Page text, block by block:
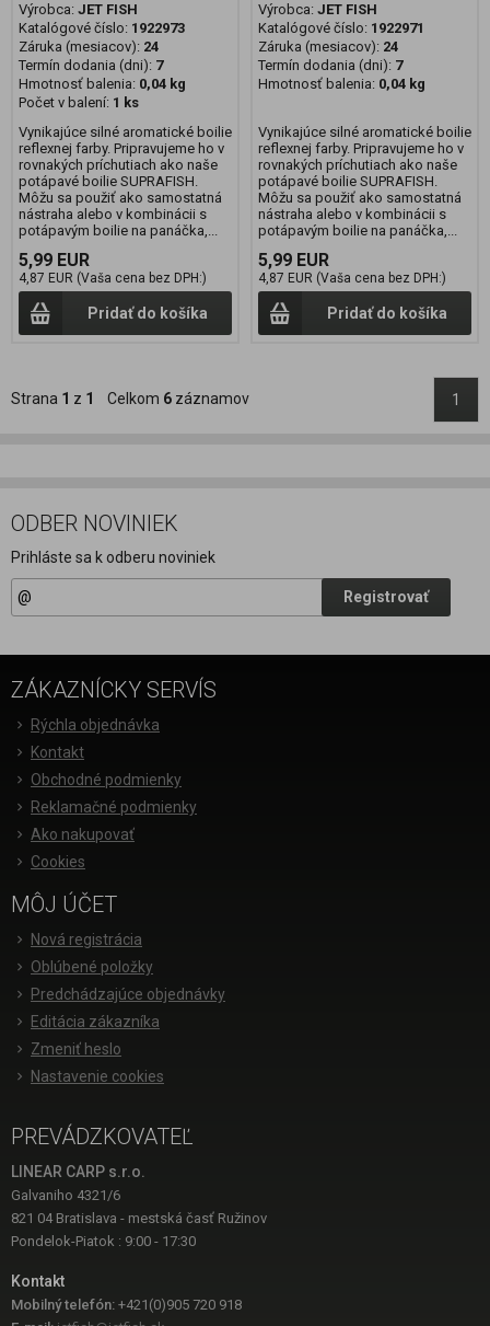
Výrobca: JET FISH
Katalógové číslo: 1922973
Záruka (mesiacov): 24
Termín dodania (dni): 7
Hmotnosť balenia: 0,04 kg
Počet v balení: 1 ks
Vynikajúce silné aromatické boilie
reflexnej farby. Pripravujeme ho v
rovnakých príchutiach ako naše
potápavé boilie SUPRAFISH.
Môžu sa použiť ako samostatná
nástraha alebo v kombinácii s
potápavým boilie na panáčka,...
5,99 EUR
4,87 EUR (Vaša cena bez DPH:)
Pridať do košíka
Výrobca: JET FISH
Katalógové číslo: 1922971
Záruka (mesiacov): 24
Termín dodania (dni): 7
Hmotnosť balenia: 0,04 kg
Vynikajúce silné aromatické boilie
reflexnej farby. Pripravujeme ho v
rovnakých príchutiach ako naše
potápavé boilie SUPRAFISH.
Môžu sa použiť ako samostatná
nástraha alebo v kombinácii s
potápavým boilie na panáčka,...
5,99 EUR
4,87 EUR (Vaša cena bez DPH:)
Pridať do košíka
Strana 1 z 1 Celkom 6 záznamov 1
ODBER NOVINIEK
Prihláste sa k odberu noviniek
Registrovať
ZÁKAZNÍCKY SERVÍS
Rýchla objednávka
Kontakt
Obchodné podmienky
Reklamačné podmienky
Ako nakupovať
Cookies
MÔJ ÚČET
Nová registrácia
Oblúbené položky
Predchádzajúce objednávky
Editácia zákazníka
Zmeniť heslo
Nastavenie cookies
PREVÁDZKOVATEĽ
LINEAR CARP s.r.o.
Galvaniho 4321/6
821 04 Bratislava - mestská časť Ružinov
Pondelok-Piatok : 9:00 - 17:30
Kontakt
Mobilný telefón: +421(0)905 720 918